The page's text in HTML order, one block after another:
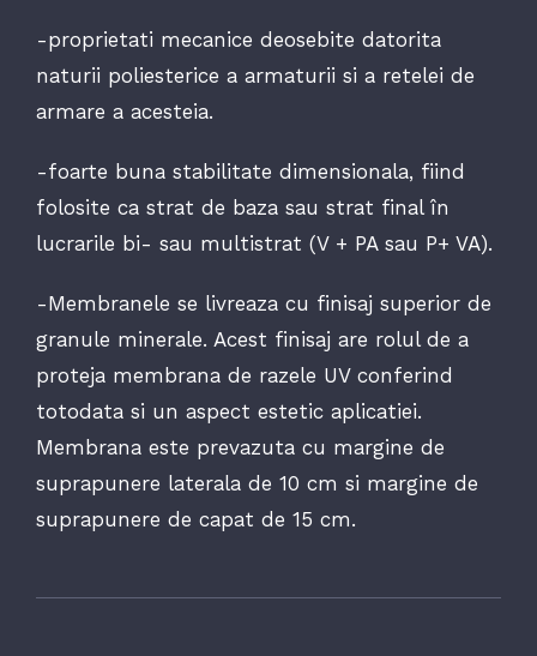
-proprietati mecanice deosebite datorita
naturii poliesterice a armaturii si a retelei de
armare a acesteia.
-foarte buna stabilitate dimensionala, fiind
folosite ca strat de baza sau strat final în
lucrarile bi- sau multistrat (V + PA sau P+ VA).
-Membranele se livreaza cu finisaj superior de
granule minerale. Acest finisaj are rolul de a
proteja membrana de razele UV conferind
totodata si un aspect estetic aplicatiei.
Membrana este prevazuta cu margine de
suprapunere laterala de 10 cm si margine de
suprapunere de capat de 15 cm.